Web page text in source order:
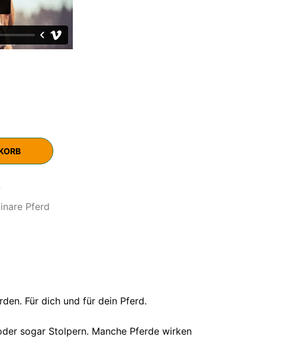
Pferd
Für dich und für dein Pferd.
sogar Stolpern. Manche Pferde wirken